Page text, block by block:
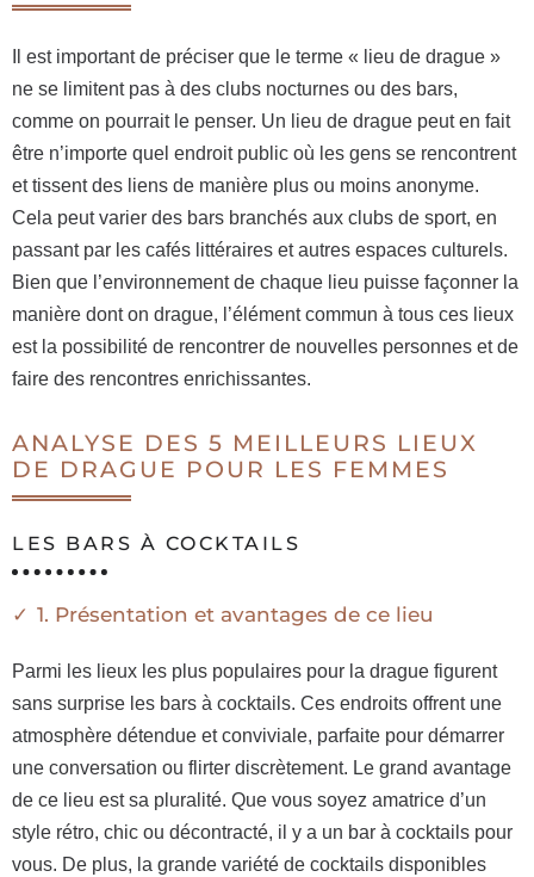
Il est important de préciser que le terme « lieu de drague »
ne se limitent pas à des clubs nocturnes ou des bars,
comme on pourrait le penser. Un lieu de drague peut en fait
être n’importe quel endroit public où les gens se rencontrent
et tissent des liens de manière plus ou moins anonyme.
Cela peut varier des bars branchés aux clubs de sport, en
passant par les cafés littéraires et autres espaces culturels.
Bien que l’environnement de chaque lieu puisse façonner la
manière dont on drague, l’élément commun à tous ces lieux
est la possibilité de rencontrer de nouvelles personnes et de
faire des rencontres enrichissantes.
ANALYSE DES 5 MEILLEURS LIEUX
DE DRAGUE POUR LES FEMMES
LES BARS À COCKTAILS
1. Présentation et avantages de ce lieu
Parmi les lieux les plus populaires pour la drague figurent
sans surprise les bars à cocktails. Ces endroits offrent une
atmosphère détendue et conviviale, parfaite pour démarrer
une conversation ou flirter discrètement. Le grand avantage
de ce lieu est sa pluralité. Que vous soyez amatrice d’un
style rétro, chic ou décontracté, il y a un bar à cocktails pour
vous. De plus, la grande variété de cocktails disponibles